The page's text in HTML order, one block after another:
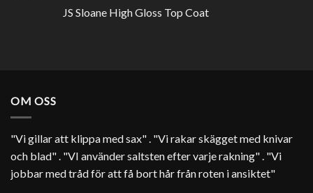
JS Sloane High Gloss Top Coat
OM OSS
"Vi gillar att klippa med sax" . "Vi rakar skägget med knivar
och blad" . "VI använder saltsten efter varje rakning" . "Vi
jobbar med tråd för att få bort hår från roten i ansiktet"